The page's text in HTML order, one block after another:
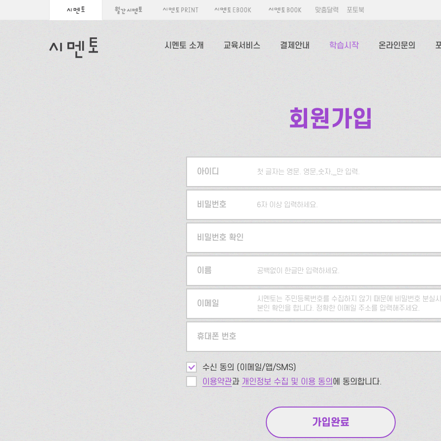
맞춤달력 포토북
시멘토 소개 교육서비스 결제안내 학습시작 온라인문의
회원가입
아이디 첫 글자는 영문. 영문,숫자,_만 입력.
5자 이상 입력하세요.
비밀번호 6자 이상 입력하세요.
비밀번호 확인
이름 공백없이 한글만 입력하세요.
이메일
시멘토는 주민등록번호를 수집하지 않기 때문에 비밀번호 분실
본인 확인을 합니다. 정확한 이메일 주소를 입력해주세요.
휴대폰 번호
수신 동의 (이메일/앱/SMS)
이용약관과 개인정보 수집 및 이용 동의에 동의합니다.